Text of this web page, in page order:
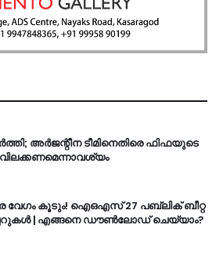
അർജന്റീന ടീമിനെതിരെ ഫിഫയുടെ
കൂടും! ഐഒഎസ് 27 പബ്ലിക് ബീറ്റ
| എങ്ങനെ ഡൗൺലോഡ് ചെയ്യാം?